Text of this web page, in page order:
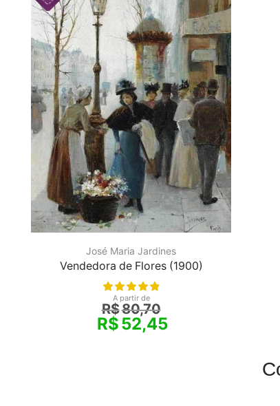
José Maria Jardines
Vendedora de Flores (1900)
A partir de
R$80,70
R$52,45